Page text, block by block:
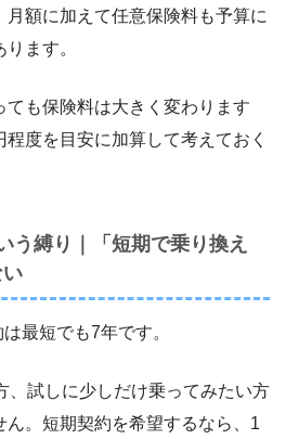
月額に加えて任意保険料も予算に
ます。
も保険料は大きく変わります
度を目安に加算して考えておく
う縛り｜「短期で乗り換え
最短でも7年です。
、試しに少しだけ乗ってみたい方
ん。短期契約を希望するなら、1